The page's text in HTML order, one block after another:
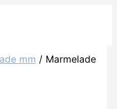
mm / Marmelade